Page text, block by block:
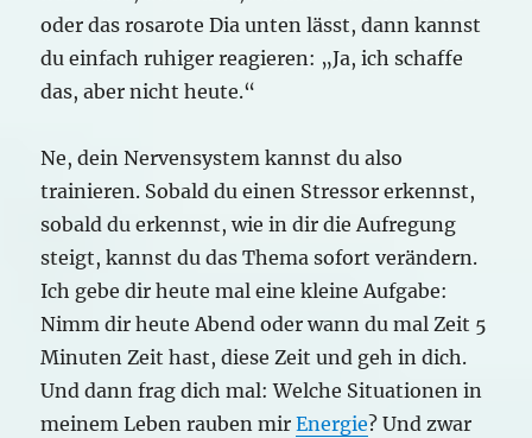
oder das rosarote Dia unten lässt, dann kannst
du einfach ruhiger reagieren: „Ja, ich schaffe
das, aber nicht heute.“
Ne, dein Nervensystem kannst du also
trainieren. Sobald du einen Stressor erkennst,
sobald du erkennst, wie in dir die Aufregung
steigt, kannst du das Thema sofort verändern.
Ich gebe dir heute mal eine kleine Aufgabe:
Nimm dir heute Abend oder wann du mal Zeit 5
Minuten Zeit hast, diese Zeit und geh in dich.
Und dann frag dich mal: Welche Situationen in
meinem Leben rauben mirEnergie? Und zwar